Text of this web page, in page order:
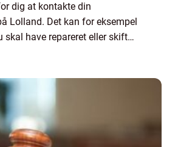
dig at kontakte din
Lolland. Det kan for eksempel
skal have repareret eller skiftet